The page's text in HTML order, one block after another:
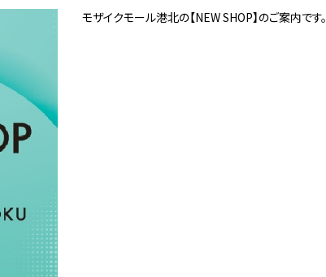
モザイクモール港北の【NEW SHOP】のご案内です。